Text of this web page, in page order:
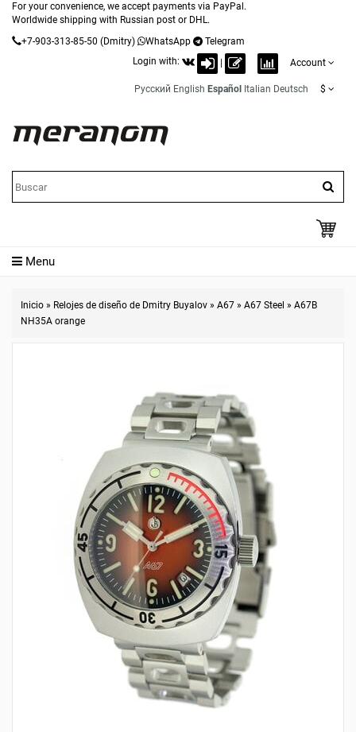
For your convenience, we accept payments via PayPal.
Worldwide shipping with Russian post or DHL.
+7-903-313-85-50 (Dmitry) WhatsApp
Telegram
Login with:
Account
Русский English Español Italian Deutsch $
Menu
Inicio » Relojes de diseño de Dmitry Buyalov » A67 » A67 Steel » A67B
NH35A orange